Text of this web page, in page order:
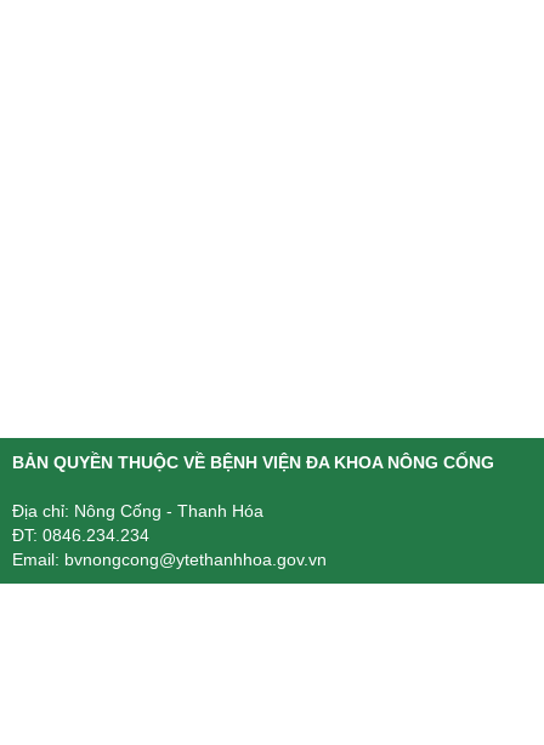
BẢN QUYỀN THUỘC VỀ BỆNH VIỆN ĐA KHOA NÔNG CỐNG
Địa chỉ: Nông Cống - Thanh Hóa
ĐT: 0846.234.234
Email: bvnongcong@ytethanhhoa.gov.vn